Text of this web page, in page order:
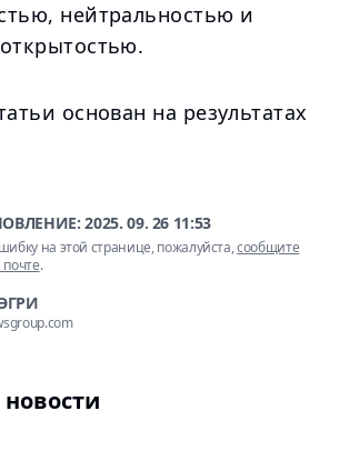
нейтральностью и
основан на результатах
2025. 09. 26 11:53
на этой странице, пожалуйста,сообщите
.